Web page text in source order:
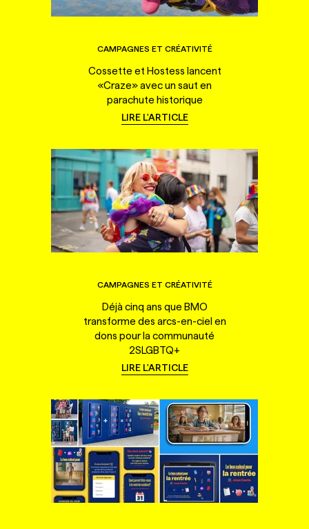
CAMPAGNES ET CRÉATIVITÉ
Cossette et Hostess lancent
«Craze» avec un saut en
parachute historique
LIRE L'ARTICLE
CAMPAGNES ET CRÉATIVITÉ
Déjà cinq ans que BMO
transforme des arcs-en-ciel en
dons pour la communauté
2SLGBTQ+
LIRE L'ARTICLE